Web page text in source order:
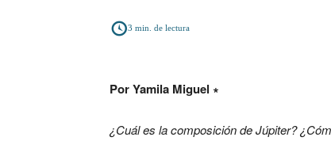
3 min. de lectura
Por Yamila Miguel ∗
¿Cuál es la composición de Júpiter?